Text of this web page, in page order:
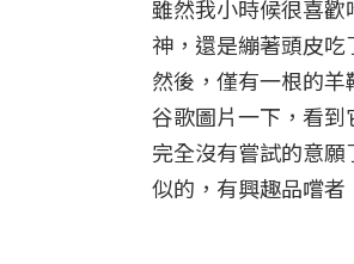
雖然我小時候很喜
神，還是繃著頭皮
然後，僅有一根的
谷歌圖片一下，看
完全沒有嘗試的意
似的，有興趣品嚐者